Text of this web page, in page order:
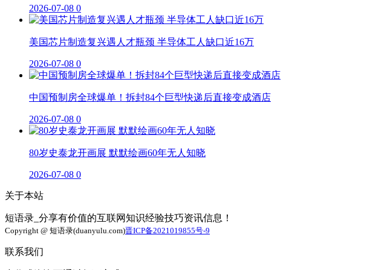
2026-07-08 0
美国芯片制造复兴遇人才瓶颈 半导体工人缺口近16万
2026-07-08 0
中国预制房全球爆单！拆封84个巨型快递后直接变成酒店
2026-07-08 0
80岁史泰龙开画展 默默绘画60年无人知晓
2026-07-08 0
关于本站
短语录_分享有价值的互联网知识经验技巧资讯信息！
Copyright @ 短语录(duanyulu.com)晋ICP备2021019855号-9
联系我们